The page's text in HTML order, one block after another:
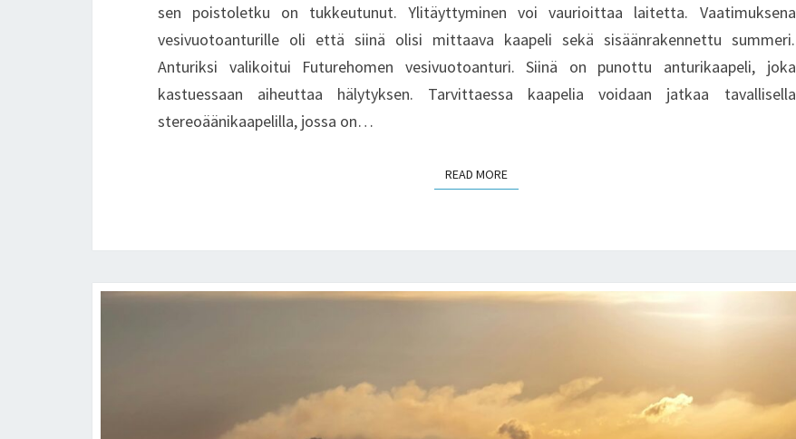
sen poistoletku on tukkeutunut. Ylitäyttyminen voi vaurioittaa laitetta. Vaatimuksena
vesivuotoanturille oli että siinä olisi mittaava kaapeli sekä sisäänrakennettu summeri.
Anturiksi valikoitui Futurehomen vesivuotoanturi. Siinä on punottu anturikaapeli, joka
kastuessaan aiheuttaa hälytyksen. Tarvittaessa kaapelia voidaan jatkaa tavallisella
stereoäänikaapelilla, jossa on…
READ MOREREAD MORE